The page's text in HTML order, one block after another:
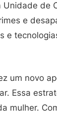
de
e
e
um novo
Essa
mulher.